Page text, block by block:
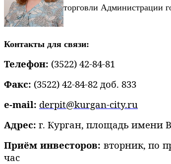
торговли
Контакты для связи:
Телефон: (3522) 42-84-81
Факс: (3522) 42-84-82 доб. 833
e-mail: derpit@kurgan-city.ru
Адрес: г. Курган, площадь имени
Приём инвесторов: вторник, по
час